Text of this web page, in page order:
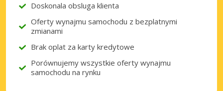
Doskonala obsluga klienta
Oferty wynajmu samochodu z bezplatnymi
zmianami
Brak oplat za karty kredytowe
Porównujemy wszystkie oferty wynajmu
samochodu na rynku